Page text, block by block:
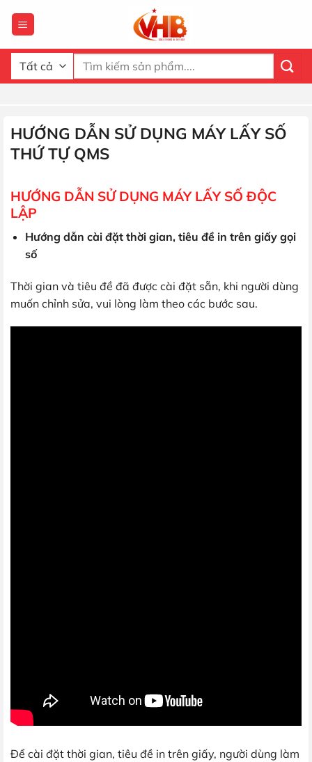
qua
dung
Tìm
kiếm:
HƯỚNG DẪN SỬ DỤNG MÁY LẤY SỐ
THỨ TỰ QMS
HƯỚNG DẪN SỬ DỤNG MÁY LẤY SỐ ĐỘC
LẬP
Hướng dẫn cài đặt thời gian, tiêu đề in trên giấy gọi
số
Thời gian và tiêu đề đã được cài đặt sẵn, khi người dùng
muốn chỉnh sửa, vui lòng làm theo các bước sau.
Để cài đặt thời gian, tiêu đề in trên giấy, người dùng làm